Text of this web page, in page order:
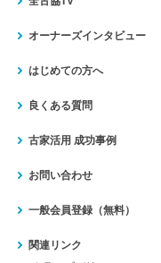
オーナーズインタビュー
はじめての方へ
良くある質問
古家活用 成功事例
お問い合わせ
一般会員登録（無料）
関連リンク